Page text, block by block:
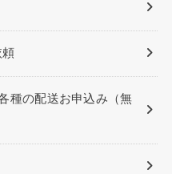
頼
種の配送お申込み（無